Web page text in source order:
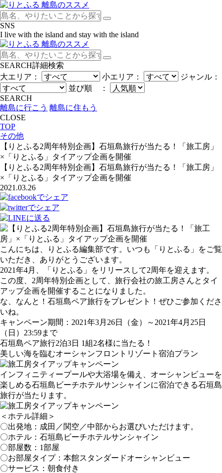
SNS
I live with the island and stay with the island
SEARCH詳細検索
大エリア：
小エリア：
ジャンル：
並び順 ：
SEARCH
離島に行こう 離島に住もう
CLOSE
TOP
その他
【りとふる2周年特別企画】石垣島旅行が当たる！「旅工房」
×「りとふる」タイアップ企画を開催
【りとふる2周年特別企画】石垣島旅行が当たる！「旅工房」
×「りとふる」タイアップ企画を開催
2021.03.26
こんにちは、りとふる編集部です。いつも「りとふる」をご覧
いただき、ありがとうございます。
2021年4月、「りとふる」をリリースして2周年を迎えます。
この度、2周年特別企画として、旅行会社の旅工房さんとタイ
アップ企画を開催することになりました。
な、なんと！石垣島ペア旅行をプレゼント！ぜひご参加くださ
いね。
キャンペーン期間：2021年3月26日（金）～2021年4月25日
（日）23:59まで
石垣島ペア旅行2泊3日 1組2名様に当たる！
美しい海を臨むオーシャンフロントリゾート宿泊プラン
インフィニティープールや大浴場を備え、オーシャンビューを
楽しめる石垣島ビーチホテルサンシャインに宿泊できる石垣島
旅行が当たります。
＜ホテル詳細＞
〇出発地：成田／関空／中部からお選びいただけます。
〇ホテル：石垣島ビーチホテルサンシャイン
〇部屋数：1部屋
〇お部屋タイプ：本館スタンダードオーシャンビュー
〇サービス：朝食付き